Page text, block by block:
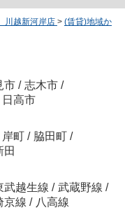
川越新河岸店 > (賃貸)地域か
市 / 志木市 /
日高市
岸町 / 脇田町 /
田
武越生線 / 武蔵野線 /
京線 / 八高線